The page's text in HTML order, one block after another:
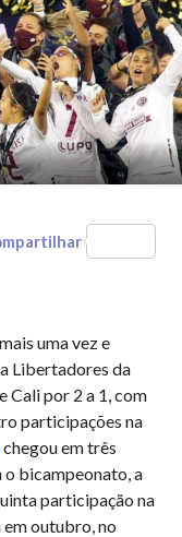
uma vez e
Libertadores da
Cali por 2 a 1, com
participações na
chegou em três
bicampeonato, a
participação na
outubro, no